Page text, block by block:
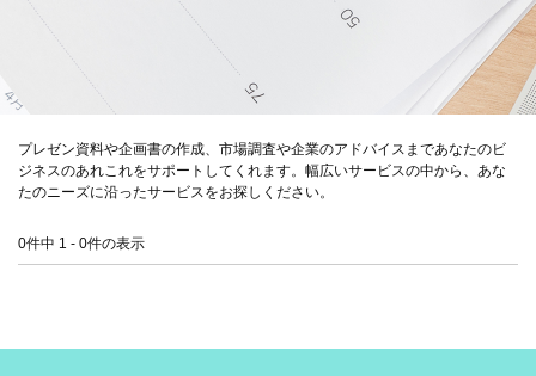
プレゼン資料や企画書の作成、市場調査や企業のアドバイスまであなたのビ
ジネスのあれこれをサポートしてくれます。幅広いサービスの中から、あな
たのニーズに沿ったサービスをお探しください。
0件中 1 - 0件の表示